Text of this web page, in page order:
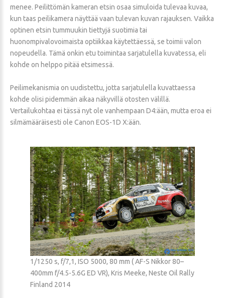
menee. Peilittömän kameran etsin osaa simuloida tulevaa kuvaa,
kun taas peilikamera näyttää vaan tulevan kuvan rajauksen. Vaikka
optinen etsin tummuukin tiettyjä suotimia tai
huonompivalovoimaista optiikkaa käytettäessä, se toimii valon
nopeudella. Tämä onkin etu toimintaa sarjatulella kuvatessa, eli
kohde on helppo pitää etsimessä.
Peilimekanismia on uudistettu, jotta sarjatulella kuvattaessa
kohde olisi pidemmän aikaa näkyvillä otosten välillä.
Vertailukohtaa ei tässä nyt ole vanhempaan D4:ään, mutta eroa ei
silmämääräisesti ole Canon EOS-1D X:ään.
1/1250 s, f/7,1, ISO 5000, 80 mm ( AF-S Nikkor 80–
400mm f/4.5-5.6G ED VR), Kris Meeke, Neste Oil Rally
Finland 2014